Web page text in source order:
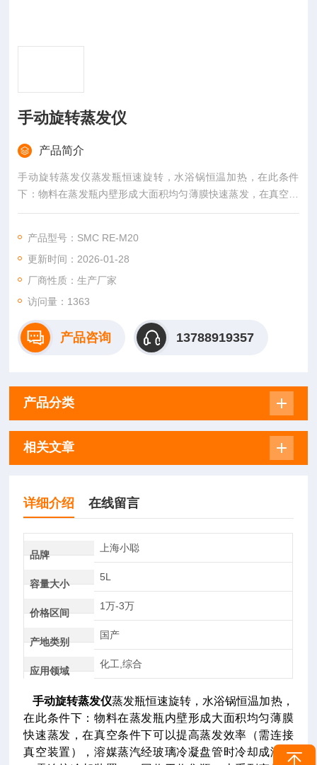
手动旋转蒸发仪
产品简介
手动旋转蒸发仪蒸发瓶恒速旋转，水浴锅恒温加热，在此条件
下：物料在蒸发瓶内壁形成大面积均匀薄膜快速蒸发，在真空条
件下可以提高蒸发效率（需连接真空装置），溶媒蒸汽经玻璃冷
列产品使用需配套真空装置（循环水式、旋片式、隔膜式等真空
泵），冷却循环装置组成系统装置。
产品型号：SMC RE-M20
更新时间：2026-01-28
厂商性质：生产厂家
访问量：1363
产品咨询 13788919357
产品分类
相关文章
详细介绍 在线留言
品牌
上海小聪
容量大小
5L
价格区间
1万-3万
产地类别
国产
应用领域
化工,综合
手动旋转蒸发仪蒸发瓶恒速旋转，水浴锅恒温加热，
在此条件下：物料在蒸发瓶内壁形成大面积均匀薄膜
快速蒸发，在真空条件下可以提高蒸发效率（需连接
真空装置），溶媒蒸汽经玻璃冷凝盘管时冷却成液体